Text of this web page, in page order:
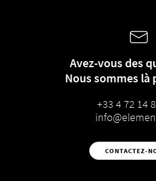
Avez-vous des
Nous sommes là
+33 4 72 14
CONTACTEZ-